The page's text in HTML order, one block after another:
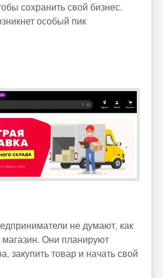
сохранить свой бизнес.
особый пик
не думают, как
магазин. Они планируют
закупить товар и начать свой